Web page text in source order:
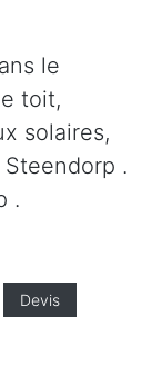
le
toit,
solaires,
.
.
Devis